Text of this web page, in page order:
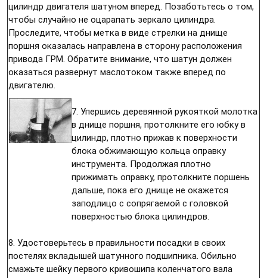
цилиндр двигателя шатуном вперед. Позаботьтесь о том,
чтобы случайно не оцарапать зеркало цилиндра.
Проследите, чтобы метка в виде стрелки на днище
поршня оказалась направлена в сторону расположения
привода ГРМ. Обратите внимание, что шатун должен
оказаться развернут маслотоком также вперед по
двигателю.
7. Упершись деревянной рукояткой молотка
в днище поршня, протолкните его юбку в
цилиндр, плотно прижав к поверхности
блока обжимающую кольца оправку
инструмента. Продолжая плотно
прижимать оправку, протолкните поршень
дальше, пока его днище не окажется
заподлицо с сопрягаемой с головкой
поверхностью блока цилиндров.
8. Удостоверьтесь в правильности посадки в своих
постелях вкладышей шатунного подшипника. Обильно
смажьте шейку первого кривошипа коленчатого вала